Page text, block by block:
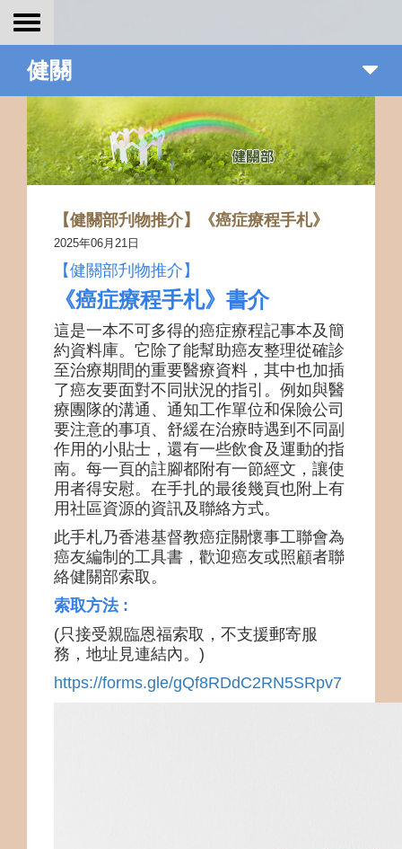
Toggle
健關
【健關部刋物推介】《癌症療程手札》
2025年06月21日
【健關部刋物推介】
《癌症療程手札》書介
這是一本不可多得的癌症療程記事本及簡
約資料庫。它除了能幫助癌友整理從確診
至治療期間的重要醫療資料，其中也加插
了癌友要面對不同狀況的指引。例如與醫
療團隊的溝通、通知工作單位和保險公司
要注意的事項、舒緩在治療時遇到不同副
作用的小貼士，還有一些飲食及運動的指
南。每一頁的註腳都附有一節經文，讓使
用者得安慰。在手扎的最後幾頁也附上有
用社區資源的資訊及聯絡方式。
此手札乃香港基督教癌症關懷事工聯會為
癌友編制的工具書，歡迎癌友或照顧者聯
絡健關部索取。
索取方法 :
(只接受親臨恩福索取，不支援郵寄服
務，地址見連結內。)
https://forms.gle/gQf8RDdC2RN5SRpv7